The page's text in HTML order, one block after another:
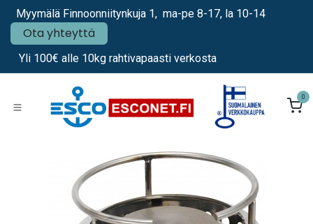
Siirry sisältöön
Myymälä Finnoonniitynkuja 1, ma-pe 8-17, la 10-14
Ota yhteyttä
Yli 100€ alle 10kg rahtivapaasti verkosta
0